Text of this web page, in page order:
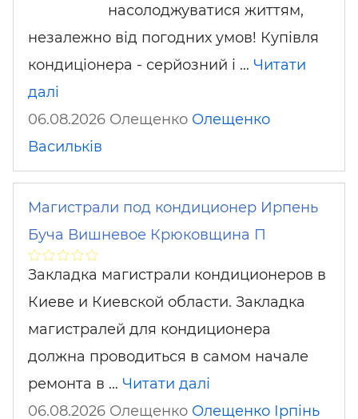
насолоджуватися життям,
незалежно від погодних умов! Купівля
кондиціонера - серйозний і … Читати
далі
06.08.2026 Олещенко Олещенко
Васильків
Магистрали под кондиционер Ирпень
Буча Вишневое Крюковщина П
Закладка магистрали кондиционеров в
Киеве и Киевской области. Закладка
магистралей для кондиционера
должна проводиться в самом начале
ремонта в … Читати далі
06.08.2026 Олещенко Олещенко Ірпінь